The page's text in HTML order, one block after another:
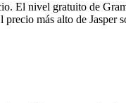
El nivel gratuito de
más alto de Jasper